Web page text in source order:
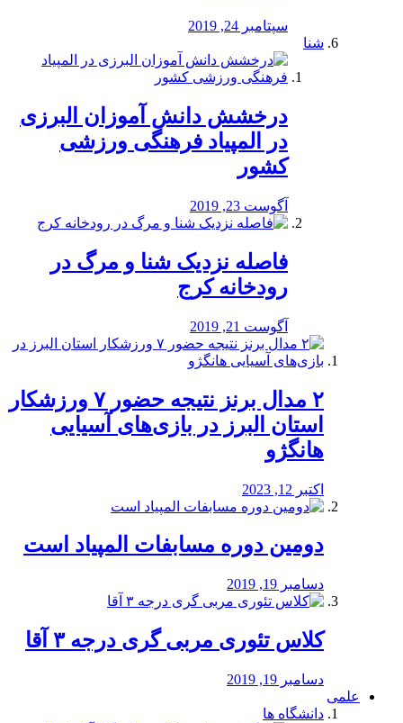
سپتامبر 24, 2019
شنا
درخشش دانش آموزان البرزی
در المپیاد فرهنگی ورزشی
کشور
آگوست 23, 2019
️فاصله نزدیک شنا و مرگ در
رودخانه کرج
آگوست 21, 2019
۲ مدال برنز نتیجه حضور ۷ ورزشکار
استان البرز در بازی‌های آسیایی
هانگژو
اکتبر 12, 2023
دومین دوره مسابفات المپیاد است
دسامبر 19, 2019
کلاس تئوری مربی گری درجه ۳ آقا
دسامبر 19, 2019
علمی
دانشگاه ها